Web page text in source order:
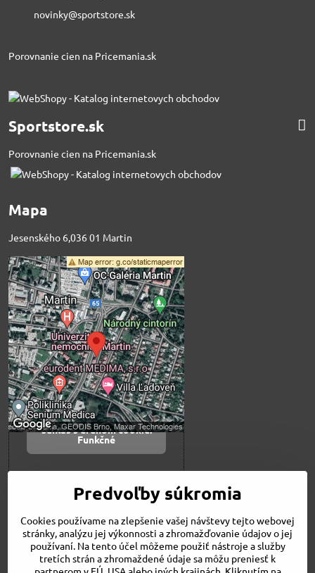
novinky@sportstore.sk
Porovnanie cien na Pricemania.sk
Sportstore.sk
Porovnanie cien na Pricemania.sk
Mapa
Jesenského 6,036 01 Martin
Externý obsah je
blokovaný Voľbami
súkromia
Prajete si načítať externý obsah?
Povoliť tentokrát
Povoliť a zapamätať -
súhlas s druhom cookie:
Funkčné
Otvoriť obsah v novom okne
Novinky
Niečo o nás
Naša ponuka
Veľkostné tabuľky
Predvoľby súkromia
Cookies používame na zlepšenie vašej návštevy tejto webovej
stránky, analýzu jej výkonnosti a zhromažďovanie údajov o jej
používaní. Na tento účel môžeme použiť nástroje a služby
tretích strán a zhromaždené údaje sa môžu preniesť k